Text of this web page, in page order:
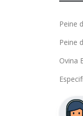
Peine
Peine
Ovina